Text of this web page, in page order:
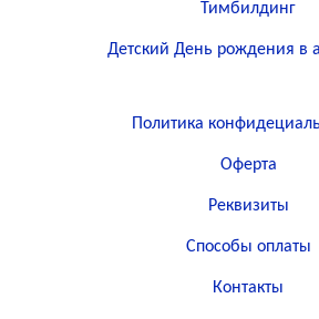
Тимбилдинг
Детский День рождения в
Политика
Оферта
Реквизиты
Способы оплаты
Контакты